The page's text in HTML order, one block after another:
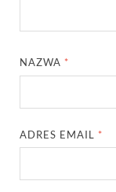
NAZWA *
ADRES EMAIL *